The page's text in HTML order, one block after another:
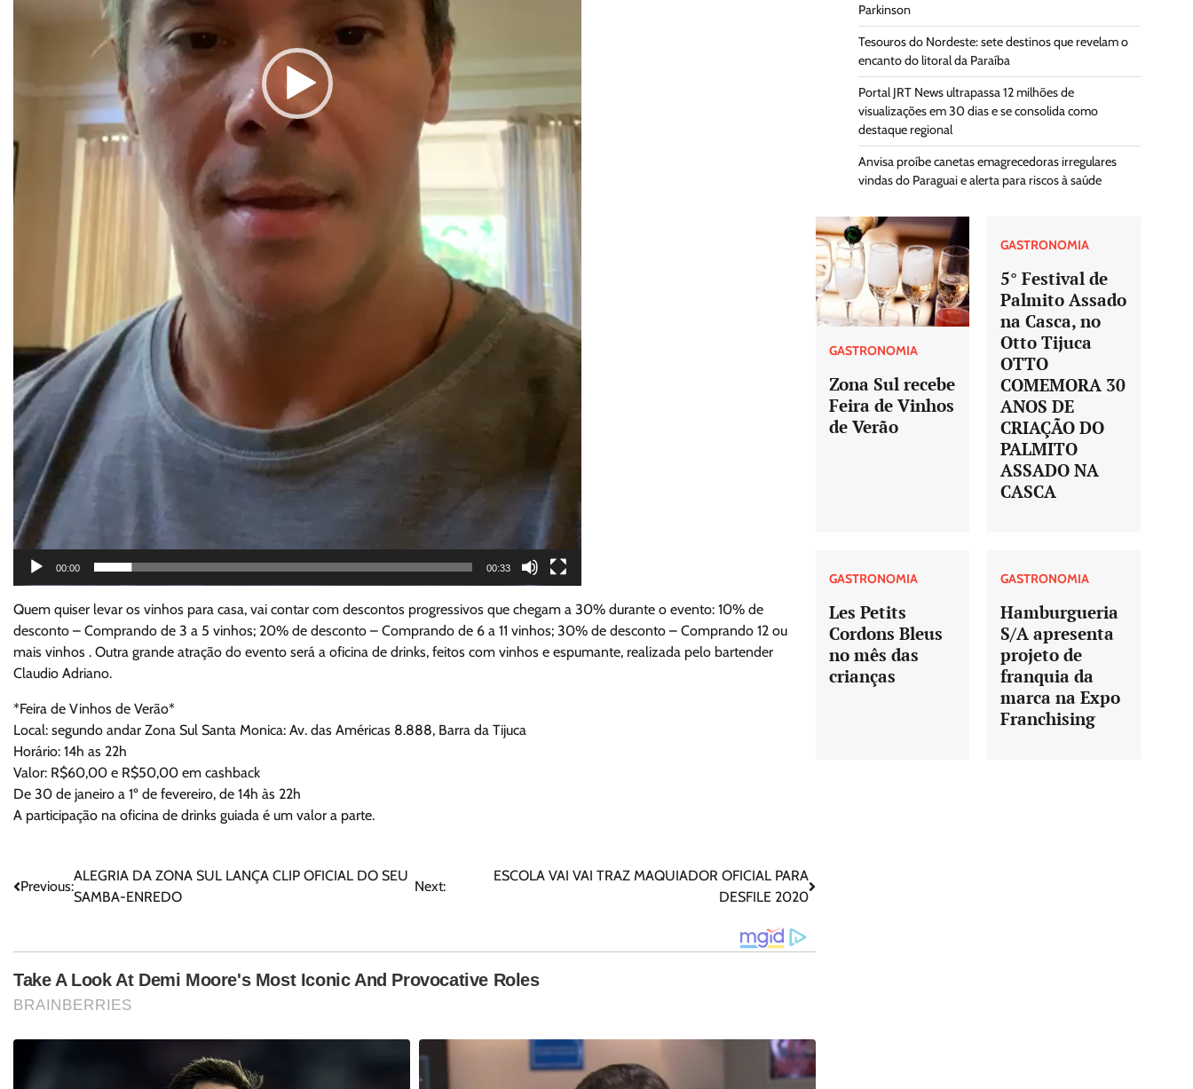
00:00 00:33
Quem quiser levar os vinhos para casa, vai contar com descontos progressivos que chegam a 30% durante o evento: 10% de
desconto – Comprando de 3 a 5 vinhos; 20% de desconto – Comprando de 6 a 11 vinhos; 30% de desconto – Comprando 12 ou
mais vinhos . Outra grande atração do evento será a oficina de drinks, feitos com vinhos e espumante, realizada pelo bartender
Claudio Adriano.
*Feira de Vinhos de Verão*
Local: segundo andar Zona Sul Santa Monica: Av. das Américas 8.888, Barra da Tijuca
Horário: 14h as 22h
Valor: R$60,00 e R$50,00 em cashback
De 30 de janeiro a 1º de fevereiro, de 14h às 22h
A participação na oficina de drinks guiada é um valor a parte.
Navegação
Previous:
ALEGRIA DA ZONA SUL LANÇA CLIP OFICIAL DO SEU
SAMBA-ENREDO
Next:
ESCOLA VAI VAI TRAZ MAQUIADOR OFICIAL PARA
DESFILE 2020
Parkinson
Tesouros do Nordeste: sete destinos que revelam o
encanto do litoral da Paraíba
Portal JRT News ultrapassa 12 milhões de
visualizações em 30 dias e se consolida como
destaque regional
Anvisa proíbe canetas emagrecedoras irregulares
vindas do Paraguai e alerta para riscos à saúde
GASTRONOMIA
Zona Sul recebe
Feira de Vinhos
de Verão
GASTRONOMIA
5° Festival de
Palmito Assado
na Casca, no
Otto Tijuca
OTTO
COMEMORA 30
ANOS DE
CRIAÇÃO DO
PALMITO
ASSADO NA
CASCA
GASTRONOMIA
Les Petits
Cordons Bleus
no mês das
crianças
GASTRONOMIA
Hamburgueria
S/A apresenta
projeto de
franquia da
marca na Expo
Franchising